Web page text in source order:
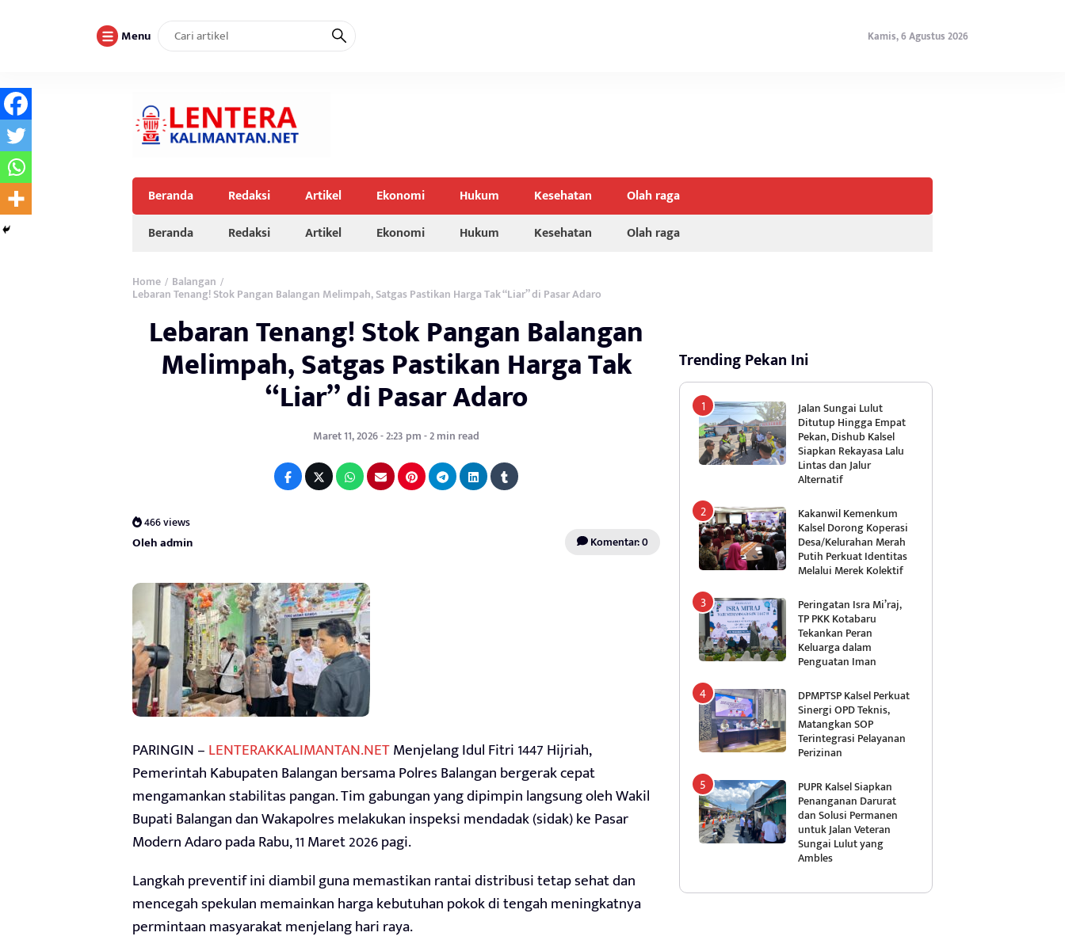
Menu Kamis, 6 Agustus 2026
Beranda Redaksi Artikel Ekonomi Hukum Kesehatan
Olah raga
Beranda
Redaksi Artikel Ekonomi Hukum Kesehatan Olah raga
Home / Balangan /
Lebaran Tenang! Stok Pangan Balangan Melimpah, Satgas Pastikan Harga Tak “Liar” di Pasar Adaro
Lebaran Tenang! Stok Pangan Balangan
Melimpah, Satgas Pastikan Harga Tak
“Liar” di Pasar Adaro
Maret 11, 2026 - 2:23 pm - 2 min read
466 views
Oleh admin Komentar: 0
PARINGIN –LENTERAKKALIMANTAN.NETMenjelang Idul Fitri 1447 Hijriah,
Pemerintah Kabupaten Balangan bersama Polres Balangan bergerak cepat
mengamankan stabilitas pangan. Tim gabungan yang dipimpin langsung oleh Wakil
Bupati Balangan dan Wakapolres melakukan inspeksi mendadak (sidak) ke Pasar
Modern Adaro pada Rabu, 11 Maret 2026 pagi.
Langkah preventif ini diambil guna memastikan rantai distribusi tetap sehat dan
mencegah spekulan memainkan harga kebutuhan pokok di tengah meningkatnya
permintaan masyarakat menjelang hari raya.
Trending Pekan Ini
Jalan Sungai Lulut
Ditutup Hingga Empat
Pekan, Dishub Kalsel
Siapkan Rekayasa Lalu
Lintas dan Jalur
Alternatif
Kakanwil Kemenkum
Kalsel Dorong Koperasi
Desa/Kelurahan Merah
Putih Perkuat Identitas
Melalui Merek Kolektif
Peringatan Isra Mi’raj,
TP PKK Kotabaru
Tekankan Peran
Keluarga dalam
Penguatan Iman
DPMPTSP Kalsel Perkuat
Sinergi OPD Teknis,
Matangkan SOP
Terintegrasi Pelayanan
Perizinan
PUPR Kalsel Siapkan
Penanganan Darurat
dan Solusi Permanen
untuk Jalan Veteran
Sungai Lulut yang
Ambles